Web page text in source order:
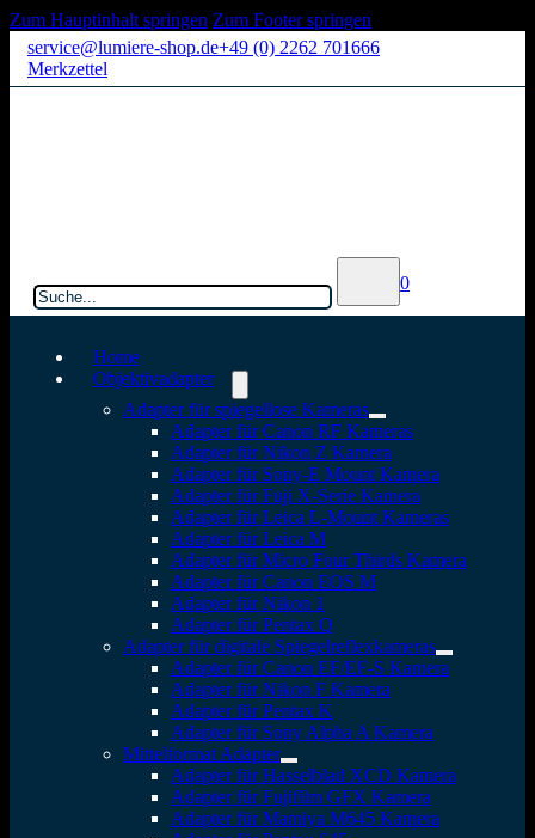
Zum Hauptinhalt springen Zum Footer springen
service@lumiere-shop.de+49 (0) 2262 701666
Merkzettel
0
Home
Objektivadapter
Adapter für spiegellose Kameras
Adapter für Canon RF Kameras
Adapter für Nikon Z Kamera
Adapter für Sony-E Mount Kamera
Adapter für Fuji X-Serie Kamera
Adapter für Leica L-Mount Kameras
Adapter für Leica M
Adapter für Micro Four Thirds Kamera
Adapter für Canon EOS M
Adapter für Nikon 1
Adapter für Pentax Q
Adapter für digitale Spiegelreflexkameras
Adapter für Canon EF/EF-S Kamera
Adapter für Nikon F Kamera
Adapter für Pentax K
Adapter für Sony Alpha A Kamera
Mittelformat Adapter
Adapter für Hasselblad XCD Kamera
Adapter für Fujifilm GFX Kamera
Adapter für Mamiya M645 Kamera